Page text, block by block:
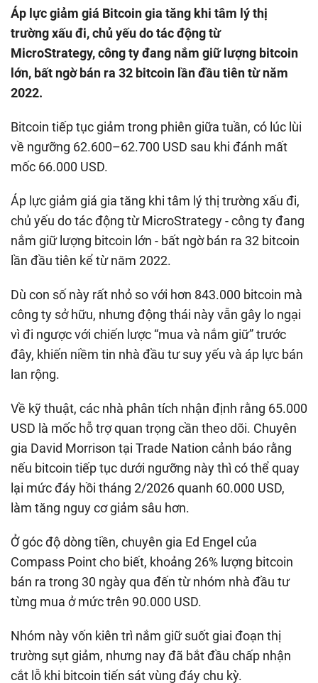
Áp lực giảm giá Bitcoin gia tăng khi tâm lý thị
trường xấu đi, chủ yếu do tác động từ
MicroStrategy, công ty đang nắm giữ lượng bitcoin
lớn, bất ngờ bán ra 32 bitcoin lần đầu tiên từ năm
2022.
Bitcoin tiếp tục giảm trong phiên giữa tuần, có lúc lùi
về ngưỡng 62.600–62.700 USD sau khi đánh mất
mốc 66.000 USD.
Áp lực giảm giá gia tăng khi tâm lý thị trường xấu đi,
chủ yếu do tác động từ MicroStrategy - công ty đang
nắm giữ lượng bitcoin lớn - bất ngờ bán ra 32 bitcoin
lần đầu tiên kể từ năm 2022.
Dù con số này rất nhỏ so với hơn 843.000 bitcoin mà
công ty sở hữu, nhưng động thái này vẫn gây lo ngại
vì đi ngược với chiến lược “mua và nắm giữ” trước
đây, khiến niềm tin nhà đầu tư suy yếu và áp lực bán
lan rộng.
Về kỹ thuật, các nhà phân tích nhận định rằng 65.000
USD là mốc hỗ trợ quan trọng cần theo dõi. Chuyên
gia David Morrison tại Trade Nation cảnh báo rằng
nếu bitcoin tiếp tục dưới ngưỡng này thì có thể quay
lại mức đáy hồi tháng 2/2026 quanh 60.000 USD,
làm tăng nguy cơ giảm sâu hơn.
Ở góc độ dòng tiền, chuyên gia Ed Engel của
Compass Point cho biết, khoảng 26% lượng bitcoin
bán ra trong 30 ngày qua đến từ nhóm nhà đầu tư
từng mua ở mức trên 90.000 USD.
Nhóm này vốn kiên trì nắm giữ suốt giai đoạn thị
trường sụt giảm, nhưng nay đã bắt đầu chấp nhận
cắt lỗ khi bitcoin tiến sát vùng đáy chu kỳ.